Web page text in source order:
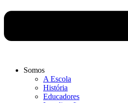
Somos
A Escola
História
Educadores